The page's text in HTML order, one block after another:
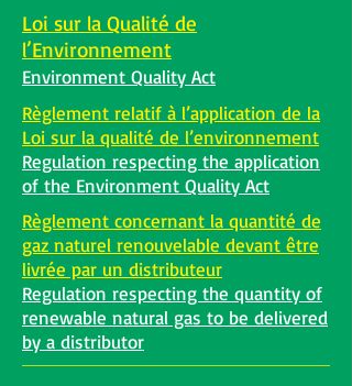
Loi sur la Qualité de
l’Environnement
Environment Quality Act
Règlement relatif à l’application de la
Loi sur la qualité de l’environnement
Regulation respecting the application
of the Environment Quality Act
Règlement concernant la quantité de
gaz naturel renouvelable devant être
livrée par un distributeur
Regulation respecting the quantity of
renewable natural gas to be delivered
by a distributor